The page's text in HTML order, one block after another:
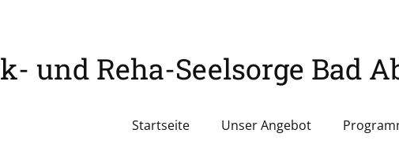
Startseite Unser Angebot
und Reha-Seelsorge Bad